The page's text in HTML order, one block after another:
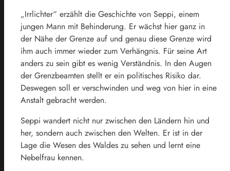
„Irrlichter“ erzählt die Geschichte von Seppi, einem
jungen Mann mit Behinderung. Er wächst hier ganz in
der Nähe der Grenze auf und genau diese Grenze wird
ihm auch immer wieder zum Verhängnis. Für seine Art
anders zu sein gibt es wenig Verständnis. In den Augen
der Grenzbeamten stellt er ein politisches Risiko dar.
Deswegen soll er verschwinden und weg von hier in eine
Anstalt gebracht werden.
Seppi wandert nicht nur zwischen den Ländern hin und
her, sondern auch zwischen den Welten. Er ist in der
Lage die Wesen des Waldes zu sehen und lernt eine
Nebelfrau kennen.